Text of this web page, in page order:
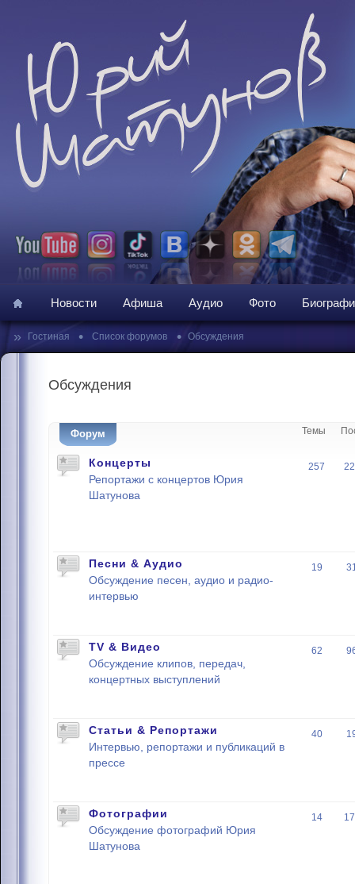
Новости Афиша Аудио Фото
» Гостиная • Список форумов • Обсуждения
Обсуждения
Форум Темы
Концерты
Репортажи с концертов Юрия
Шатунова
257
Песни & Аудио
Обсуждение песен, аудио и радио-
интервью
19
TV & Видео
Обсуждение клипов, передач,
концертных выступлений
62
Статьи & Репортажи
Интервью, репортажи и публикаций в
прессе
40
Фотографии
Обсуждение фотографий Юрия
Шатунова
14